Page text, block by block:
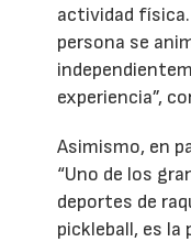
actividad física.
persona se
experiencia”,
Asimismo, en
“Uno de los
deportes de
pickleball, es